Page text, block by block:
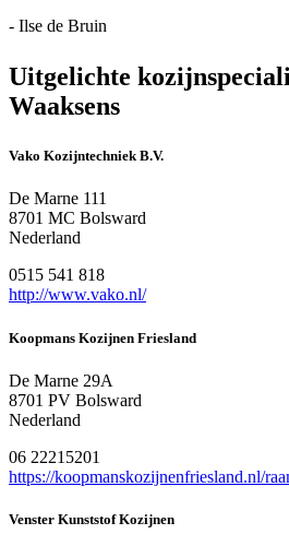
- Ilse de Bruin
Uitgelichte
Waaksens
Vako Kozijntechniek B.V.
De Marne 111
8701 MC Bolsward
Nederland
0515 541 818
http://www.vako.nl/
Koopmans Kozijnen Friesland
De Marne 29A
8701 PV Bolsward
Nederland
06 22215201
https://koopmanskozijnenfriesland.nl/
Venster Kunststof Kozijnen